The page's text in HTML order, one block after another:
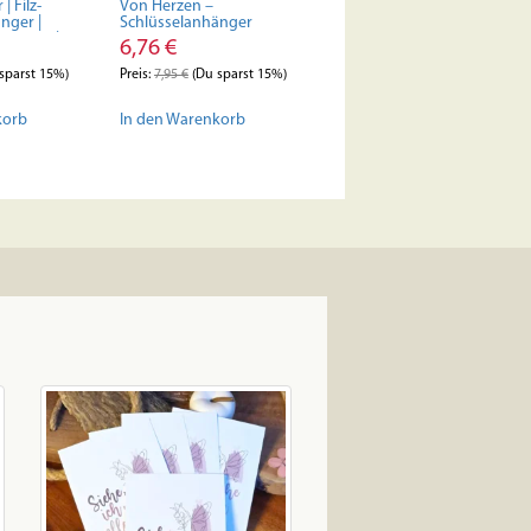
| Filz-
|
| Bibel |
15%)
Von Herzen –
Schlüsselanhänger
6,76 €
Preis: 7,95€(Du sparst 15%)
In den Warenkorb